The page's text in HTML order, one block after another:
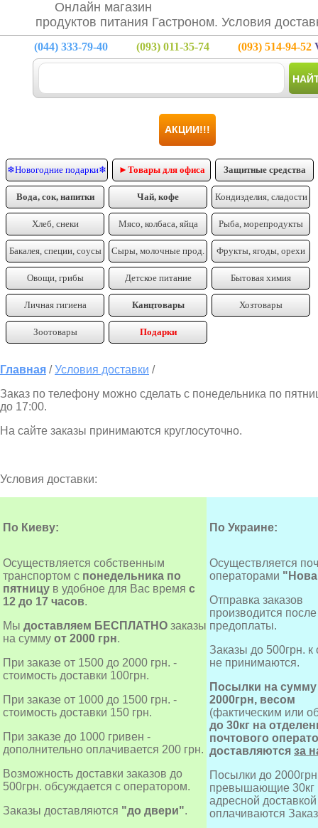
Онлайн магазин
продуктов питания Гастроном. Условия
(044) 333-79-40 (093) 011-35-74 (093) 514-94-52
АКЦИИ!!!
❄Новогодние подарки❄ ►Товары для офиса Защитные средства
Вода, сок, напитки Чай, кофе Кондизделия, сладости
Хлеб, снеки Мясо, колбаса, яйца Рыба, морепродукты
Бакалея, специи, соусы Сыры, молочные прод. Фрукты, ягоды, орехи
Овощи, грибы Детское питание Бытовая химия
Личная гигиена Канцтовары Хозтовары
Зоотовары Подарки
Главная /Условия доставки /
Заказ по телефону можно сделать с понедельника по
до 17:00.
На сайте заказы принимаются круглосуточно.
Условия доставки:
По Киеву: По Украине:
Осуществляется собственным
транспортом с понедельника по
пятницу в удобное для Вас время с
12 до 17 часов.
Мы доставляем БЕСПЛАТНО заказы
на сумму от 2000 грн.
При заказе от 1500 до 2000 грн. -
стоимость доставки 100грн.
При заказе от 1000 до 1500 грн. -
стоимость доставки 150 грн.
При заказе до 1000 гривен -
дополнительно оплачивается 200 грн.
Возможность доставки заказов до
500грн. обсуждается с оператором.
Заказы доставляются "до двери".
Осуществляется
операторами
Отправка заказов
производится
предоплаты.
Заказы до 500грн. к
не принимаются.
Посылки на
2000грн, весом
(фактическим или
до 30кг на
почтового
доставляются за
Посылки до
превышающие 30кг
адресной доставкой
оплачиваются